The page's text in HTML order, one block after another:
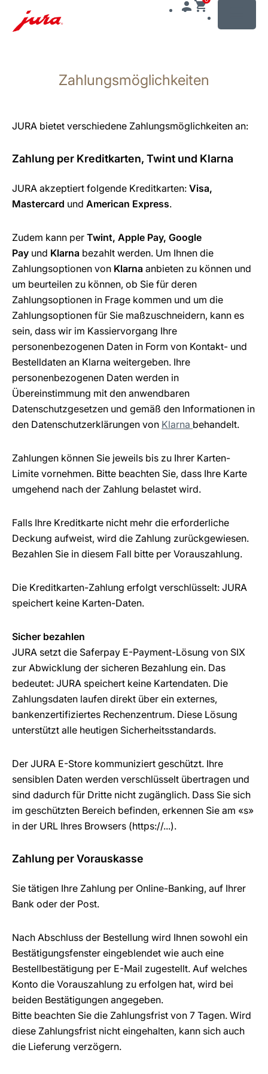
wechseln
Zahlungsmöglichkeiten
JURA bietet verschiedene Zahlungsmöglichkeiten an:
Zahlung per Kreditkarten, Twint und Klarna
JURA akzeptiert folgende Kreditkarten: Visa,
Mastercard und American Express.
Zudem kann per Twint, Apple Pay, Google
Pay und Klarna bezahlt werden. Um Ihnen die
Zahlungsoptionen von Klarna anbieten zu können und
um beurteilen zu können, ob Sie für deren
Zahlungsoptionen in Frage kommen und um die
Zahlungsoptionen für Sie maßzuschneidern, kann es
sein, dass wir im Kassiervorgang Ihre
personenbezogenen Daten in Form von Kontakt- und
Bestelldaten an Klarna weitergeben. Ihre
personenbezogenen Daten werden in
Übereinstimmung mit den anwendbaren
Datenschutzgesetzen und gemäß den Informationen in
den Datenschutzerklärungen von Klarna behandelt.
Zahlungen können Sie jeweils bis zu Ihrer Karten-
Limite vornehmen. Bitte beachten Sie, dass Ihre Karte
umgehend nach der Zahlung belastet wird.
Falls Ihre Kreditkarte nicht mehr die erforderliche
Deckung aufweist, wird die Zahlung zurückgewiesen.
Bezahlen Sie in diesem Fall bitte per Vorauszahlung.
Die Kreditkarten-Zahlung erfolgt verschlüsselt: JURA
speichert keine Karten-Daten.
Sicher bezahlen
JURA setzt die Saferpay E-Payment-Lösung von SIX
zur Abwicklung der sicheren Bezahlung ein. Das
bedeutet: JURA speichert keine Kartendaten. Die
Zahlungsdaten laufen direkt über ein externes,
bankenzertifiziertes Rechenzentrum. Diese Lösung
unterstützt alle heutigen Sicherheitsstandards.
Der JURA E-Store kommuniziert geschützt. Ihre
sensiblen Daten werden verschlüsselt übertragen und
sind dadurch für Dritte nicht zugänglich. Dass Sie sich
im geschützten Bereich befinden, erkennen Sie am «s»
in der URL Ihres Browsers (https://...).
Zahlung per Vorauskasse
Sie tätigen Ihre Zahlung per Online-Banking, auf Ihrer
Bank oder der Post.
Nach Abschluss der Bestellung wird Ihnen sowohl ein
Bestätigungsfenster eingeblendet wie auch eine
Bestellbestätigung per E-Mail zugestellt. Auf welches
Konto die Vorauszahlung zu erfolgen hat, wird bei
beiden Bestätigungen angegeben.
Bitte beachten Sie die Zahlungsfrist von 7 Tagen. Wird
diese Zahlungsfrist nicht eingehalten, kann sich auch
die Lieferung verzögern.